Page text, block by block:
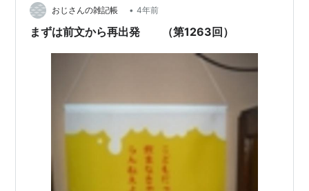
も問題が解決することはないのでしょう。 「楽しい…
おじさんの雑記帳 • 4年前
まずは前文から再出発 （第1263回）